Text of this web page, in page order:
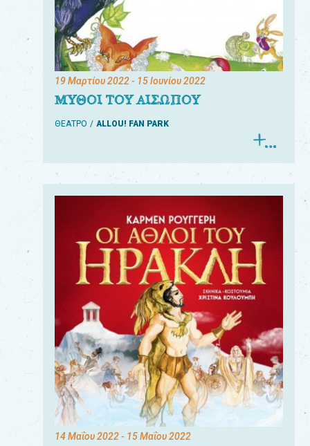
19 Μαρτίου 2022- 15 Ιουνίου 2022
ΜΥΘΟΙ ΤΟΥ ΑΙΣΩΠΟΥ
ΘΕΑΤΡΟ ALLOU! FAN PARK
14 Μαΐου 2022- 15 Μαΐου 2022